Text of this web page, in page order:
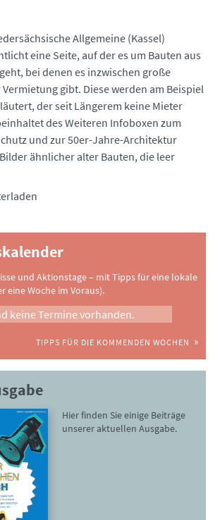
Allgemeine (Kassel)
eine Seite, auf der es um Bauten aus
bei denen es inzwischen große
gibt. Diese werden am Beispiel
der seit Längerem keine Mieter
des Weiteren Infoboxen zum
und zur 50er-Jahre-Architektur
ähnlicher alter Bauten, die leer
und Aktionstage – mit Tipps für eine lokale
eine Woche im Voraus).
keine Termine vorhanden.
TIPPS FÜR DIE KOMMENDEN WOCHEN
Hier finden Sie einige Beiträge
unserer aktuellen Ausgabe.